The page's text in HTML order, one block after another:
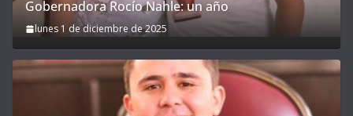
Gobernadora Rocío Nahle: un año
lunes 1 de diciembre de 2025